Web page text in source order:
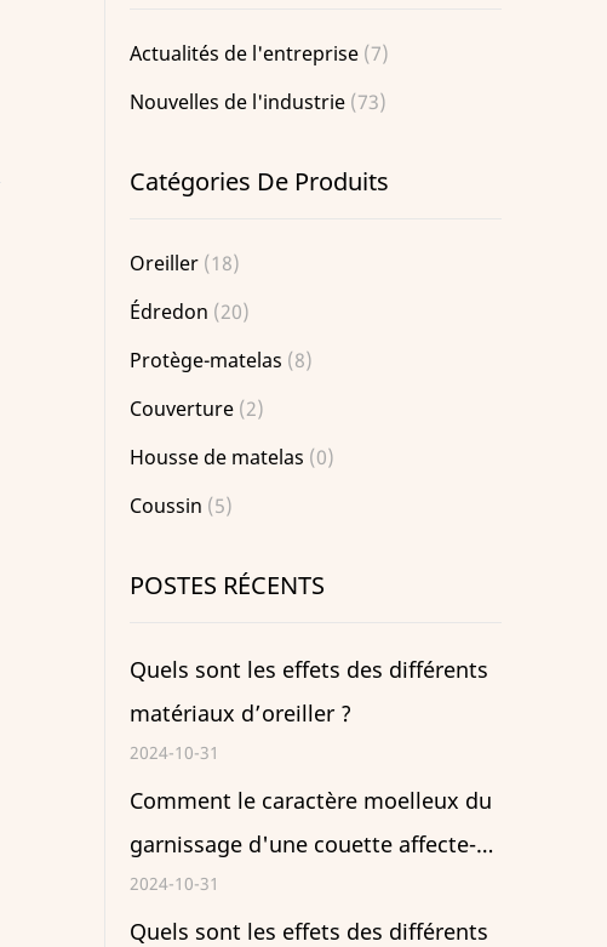
Actualités de l'entreprise (7)
Nouvelles de l'industrie (73)
Catégories De Produits
Oreiller (18)
Édredon (20)
Protège-matelas (8)
Couverture (2)
Housse de matelas (0)
Coussin (5)
POSTES RÉCENTS
Quels sont les effets des différents
matériaux d’oreiller ?
2024-10-31
Comment le caractère moelleux du
garnissage d'une couette affecte-t-
il la chaleur ?
2024-10-31
Quels sont les effets des différents